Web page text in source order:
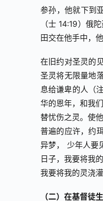
参孙，他就下到
（士 14:19）俄
田交在他手中，
在旧约对圣灵的
圣灵将无限量地
息给谦卑的人（
华的恩年，和我
替忧伤之灵。使
普遍的应许，约
异梦， 少年人要
日子，我要将我
我要将我的灵浇
（二）在基督徒